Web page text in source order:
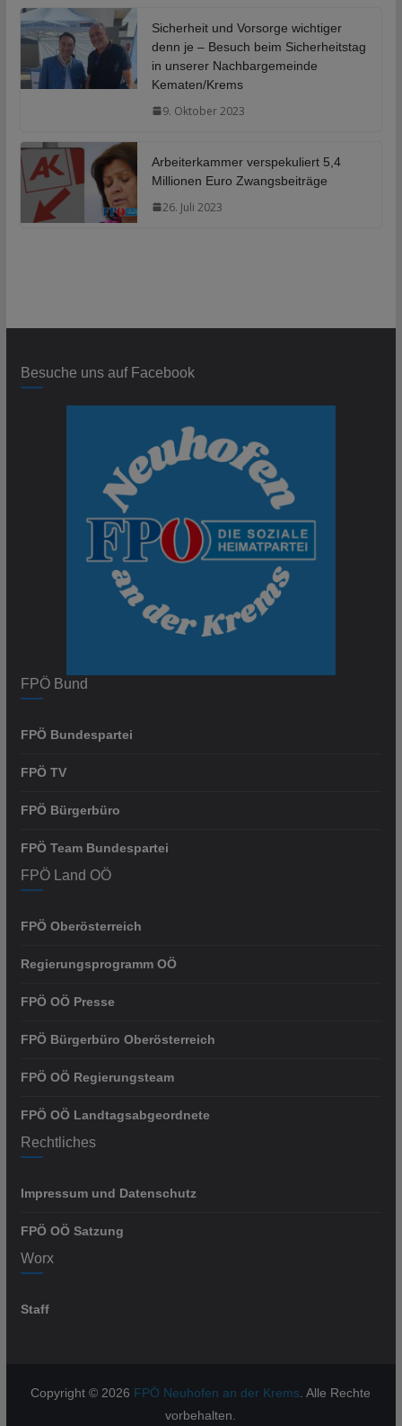
Sicherheit und Vorsorge wichtiger
denn je – Besuch beim Sicherheitstag
in unserer Nachbargemeinde
Kematen/Krems
9. Oktober 2023
Arbeiterkammer verspekuliert 5,4
Millionen Euro Zwangsbeiträge
26. Juli 2023
Besuche uns auf Facebook
FPÖ Bund
FPÖ Bundespartei
FPÖ TV
FPÖ Bürgerbüro
FPÖ Team Bundespartei
FPÖ Land OÖ
FPÖ Oberösterreich
Regierungsprogramm OÖ
FPÖ OÖ Presse
FPÖ Bürgerbüro Oberösterreich
FPÖ OÖ Regierungsteam
FPÖ OÖ Landtagsabgeordnete
Rechtliches
Impressum und Datenschutz
FPÖ OÖ Satzung
Worx
Staff
Copyright © 2026 FPÖ Neuhofen an der Krems . Alle Rechte
vorbehalten.